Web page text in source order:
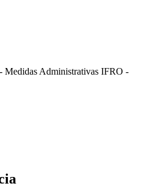
Administrativas IFRO -